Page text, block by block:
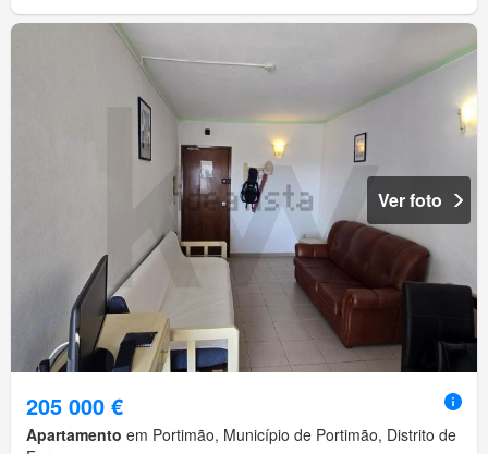
Ver foto
205 000 €
Apartamento em Portimão, Município de Portimão, Distrito de